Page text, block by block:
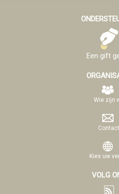
Een gift
Wie zijn
Contact
Kies uw
VOLG